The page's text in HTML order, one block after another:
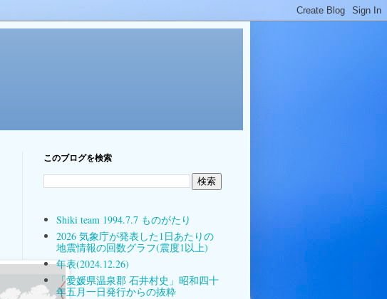
このブログを検索
Shiki team 1994.7.7 ものがたり
2026 気象庁が発表した1日あたりの
地震情報の回数グラフ(震度1以上)
年表(2024.12.26)
「愛媛県温泉郡 石井村史」昭和四十
年五月一日発行からの抜粋